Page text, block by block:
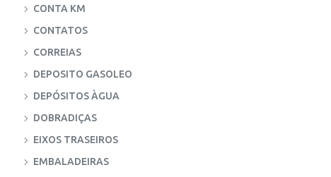
CONTA KM
CONTATOS
CORREIAS
DEPOSITO GASOLEO
DEPÓSITOS ÀGUA
DOBRADIÇAS
EIXOS TRASEIROS
EMBALADEIRAS